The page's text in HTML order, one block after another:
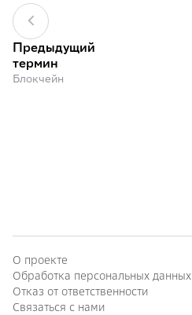
Предыдущий
термин
Блокчейн
О проекте
Обработка персональных данных
Отказ от ответственности
Связаться с нами